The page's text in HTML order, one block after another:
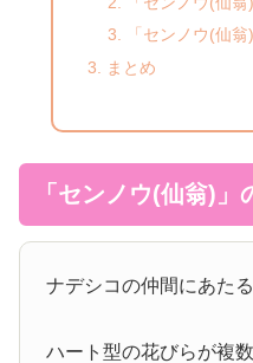
「センノウ(仙
まとめ
「センノウ(仙翁)」
ナデシコの仲間にあたる
ハート型の花びらが複